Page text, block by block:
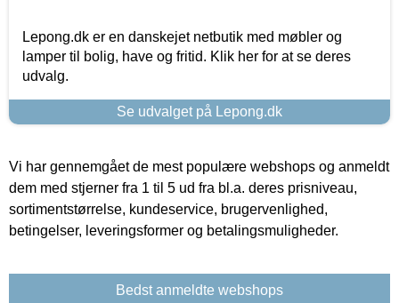
Lepong.dk er en danskejet netbutik med møbler og
lamper til bolig, have og fritid. Klik her for at se deres
udvalg.
Se udvalget på Lepong.dk
Vi har gennemgået de mest populære webshops og anmeldt
dem med stjerner fra 1 til 5 ud fra bl.a. deres prisniveau,
sortimentstørrelse, kundeservice, brugervenlighed,
betingelser, leveringsformer og betalingsmuligheder.
Bedst anmeldte webshops